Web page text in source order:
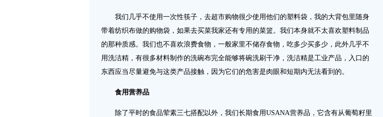
我们几乎不使用一次性筷子，去超市购物很少使用他们的塑料袋，我的大背包里随身
带着纺织布做的购物袋，如果去买菜我家还有专用的菜篮。我们本身就不太喜欢塑料制品
的那种质感。我们也不喜欢浪费食物，一般家里不储存食物，吃多少买多少，此外几乎不
用洗洁精，有很多材料制作的洗碗布完全能够将碗洗刷干净，洗洁精是工业产品，入口的
东西应当尽量避免与这类产品接触，因为它们的危害是肉眼和短期内无法看到的。
食用营养品
除了平时的食品荤素三七搭配以外，我们长期食用USANA营养品，它含有从葡萄籽里